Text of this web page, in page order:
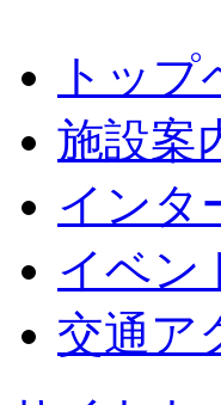
トップ
施設案
インタ
イベン
交通ア